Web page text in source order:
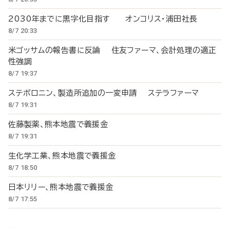
2030年までに黒字化目指す オンコリス・浦田社長
8/7 20:33
米ゴッサムの報告書に反論 住友ファーマ、会計処理の適正
性強調
8/7 19:37
ステボロニン、製造所追加の一変申請 ステラファーマ
8/7 19:31
佐藤製薬、熊本地震で義援金
8/7 19:31
生化学工業、熊本地震で義援金
8/7 18:50
日本リリー、熊本地震で義援金
8/7 17:55